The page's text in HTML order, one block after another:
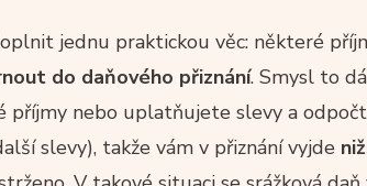
jednu praktickou věc: některé
do daňového přiznání. Smysl to
příjmy nebo uplatňujete slevy a
slevy), takže vám v přiznání vyjde